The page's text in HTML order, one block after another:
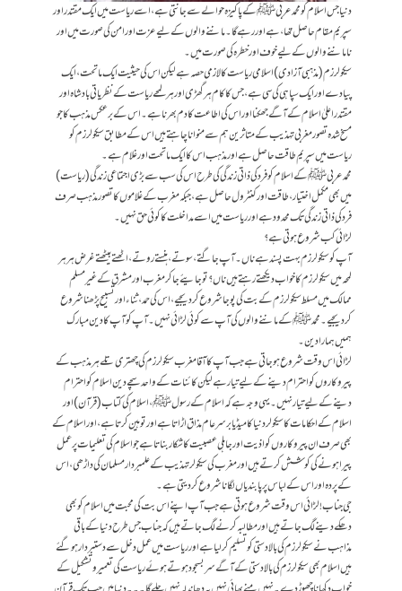
دنیا جس اسلام کو محمد عربی ﷺ کے پاکیزہ حوالے سے جانتی ہے ،اسے ریاست میں ایک مقتدر اور
سپریم مقام حاصل تھا ، ہے اور رہے گا۔ ماننے والوں کے لیے عزت اور امن کی صورت میں اور
ناماننے والوں کے لیے خوف اور خطرہ کی صورت میں۔
سیکولرزم(مذہبی آزادی) اسلامی ریاست کا لازمی حصہ ہے لیکن اس کی حیثیت ایک ماتحت، ایک
پیادے اور ایک سپاہی کی سی ہے، جس کا کام ہر گھڑی اور ہر لمحے ریاست کے نظریاتی بادشاہ اور
مقتدر اعلیٰ اسلام کے آگے جھکنا اور اس کی اطاعت کا دم بھرنا ہے۔اس کے برعکس مذہب کا جو
مسخ شدہ تصور مغربی تہذیب کے متاثرین ہم سے منوانا چاہتے ہیں اس کے مطابق سیکولرزم کو
ریاست میں سپریم طاقت حاصل ہے اور مذہب اس کا ایک ماتحت اور غلام ہے۔
محمد عربیﷺ کے اسلام کو فرد کی ذاتی زندگی کی طرح اس کی سب سے بڑی اجتماعی زندگی (ریاست)
میں بھی مکمل اختیار، طاقت اور کنٹرول حاصل ہے، جبکہ مغرب کے غلاموں کا تصور مذہب صرف
فرد کی ذاتی زندگی تک محدود ہے اور ریاست میں اسے مداخلت کا کوئی حق نہیں۔
لڑائی کب شروع ہوتی ہے؟
آپ کو سیکولرزم بہت پسند ہے ناں۔ آپ جاگتے، سوتے، ہنستے روتے، اٹھتے بیٹھتے غرض ہر ہر
لمحہ میں سیکولرزم کا خواب دیکھتے رہتے ہیں ناں؟ تو جایئے جا کر مغرب اور مشرق کے غیر مسلم
ممالک میں مسلط سیکولرزم کے بت کی پوجا شروع کردیجیے، اس کی حمد ،ثناء اور تسبیح پڑھنا شروع
کردیجیے۔ محمدﷺ کے ماننے والوں کی آپ سے کوئی لڑائی نہیں۔آپ کو آپ کا دین مبارک
ہمیں ہمارا دین۔
لڑائی اس وقت شروع ہوجاتی ہے جب آپ کاآقا مغرب سیکولرزم کی چھتری تلے ہر مذہب کے
پیروکاروں کو احترام دینے کے لیے تیار ہے لیکن کائنات کے واحد سچے دین اسلام کو احترام
دینے کے لیے تیار نہیں۔ یہی وجہ ہے کہ اسلام کے رسولﷺ، اسلام کی کتاب (قرآن) اور
اسلام کے احکامات کا سیکولر دنیا کا میڈیا برسرعام مذاق اڑاتا ہے اور توہین کرتا ہے ، اور اسلام کے
بھی صرف ان پیروکاروں کو اذیت اور جاہلی عصبیت کا شکار بناتا ہے جو اسلام کی تعلیمات پر عمل
پیرا ہونے کی کوشش کرتے ہیں اور مغرب کی سیکولرتہذیب کے علمبردار مسلمان کی داڑھی، اس
کے پردہ اور اس کے لباس پر پابندیاں لگانا شروع کردیتی ہے۔
جی جناب !لڑائی اس وقت شرو ع ہوتی ہے جب آپ اپنے اس بت کی محبت میں اسلام کو بھی
دھکے دینے لگ جاتے ہیں اور مطالبہ کرنے لگ جاتے ہیں کہ جناب جس طرح دنیا کے باقی
مذاہب نے سیکولرزم کی بالادستی کو تسلیم کرلیا ہے اور ریاست میں عمل دخل سے دستبردار ہوگئے
ہیں اسلام بھی سیکولرزم کی بالادستی کے آگے سربسجود ہوتے ہوئے ریاست کی تعمیر و تشکیل کے